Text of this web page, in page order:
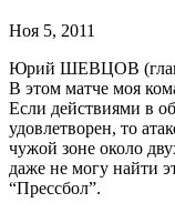
Ноя 5, 2011
Юрий ШЕВЦОВ
В этом матче моя
Если действиями в
удовлетворен, то
чужой зоне около
даже не могу найти
“Прессбол”.